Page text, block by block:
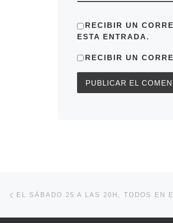
RECIBIR UN
ESTA ENTRADA.
RECIBIR UN
Navegación de entradas